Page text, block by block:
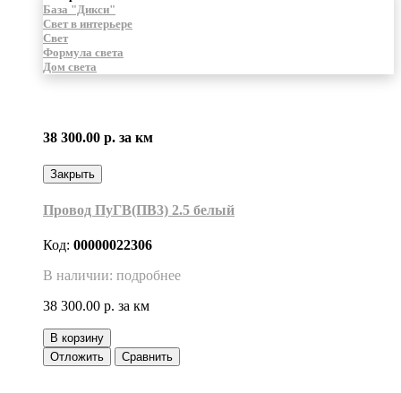
База "Дикси"
Свет в интерьере
Свет
Формула света
Дом света
38 300.00 р. за км
Закрыть
Провод ПуГВ(ПВ3) 2.5 белый
Код: 00000022306
В наличии: подробнее
38 300.00 р. за км
В корзину
Отложить
Сравнить